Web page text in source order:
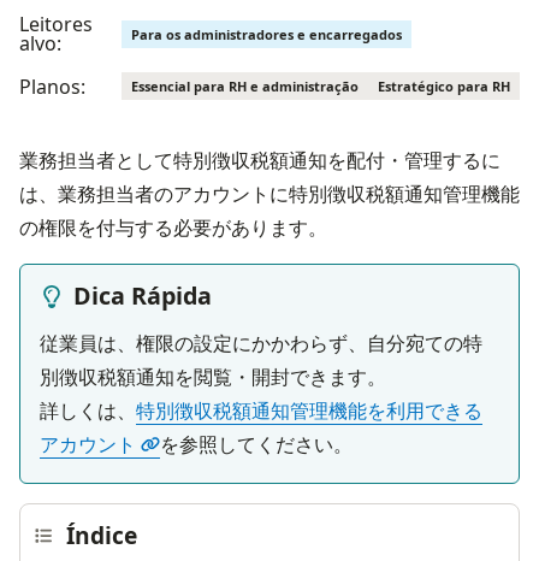
Leitores
alvo: Para os administradores e encarregados
Planos: Essencial para RH e administração Estratégico para RH
業務担当者として特別徴収税額通知を配付・管理するに
は、業務担当者のアカウントに特別徴収税額通知管理機能
の権限を付与する必要があります。
Dica Rápida
従業員は、権限の設定にかかわらず、自分宛ての特
別徴収税額通知を閲覧・開封できます。
詳しくは、 特別徴収税額通知管理機能を利用できる
アカウント
を参照してください。
Índice